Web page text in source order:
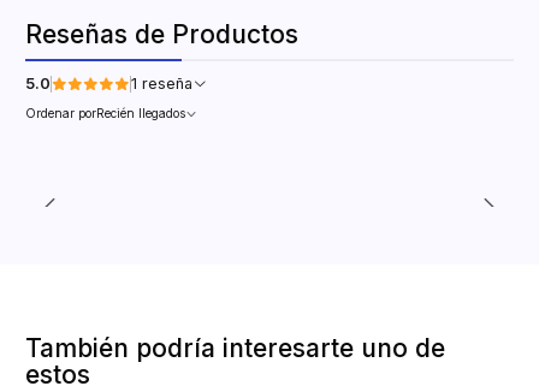
Reseñas de Productos
5.0 1 reseña
Ordenar porRecién llegados
También podría interesarte uno de
estos